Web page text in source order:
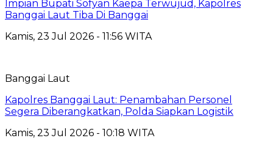
Impian Bupati Sofyan Kaepa Terwujud, Kapolres
Banggai Laut Tiba Di Banggai
Kamis, 23 Jul 2026 - 11:56 WITA
Banggai Laut
Kapolres Banggai Laut: Penambahan Personel
Segera Diberangkatkan, Polda Siapkan Logistik
Kamis, 23 Jul 2026 - 10:18 WITA